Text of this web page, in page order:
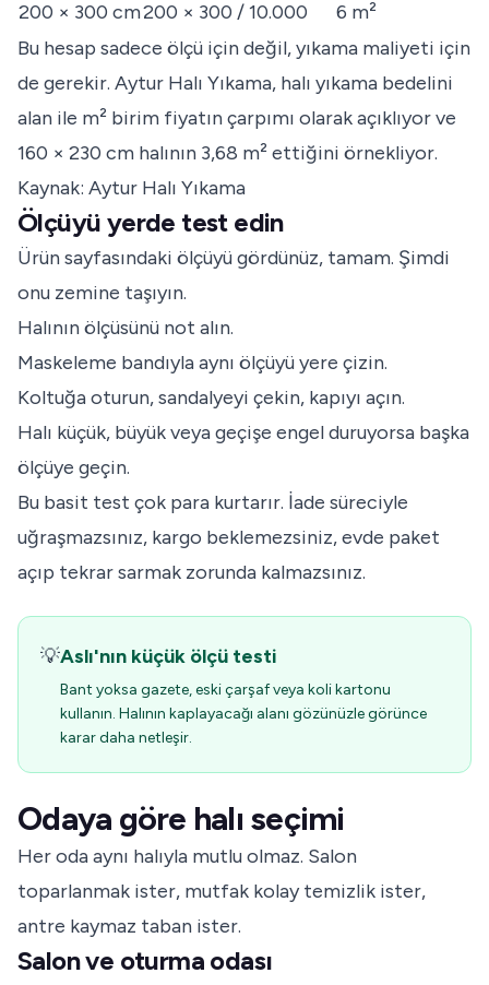
200 × 300 cm200 × 300 / 10.000
6 m²
Bu hesap sadece ölçü için değil, yıkama maliyeti için
de gerekir. Aytur Halı Yıkama, halı yıkama bedelini
alan ile m² birim fiyatın çarpımı olarak açıklıyor ve
160 × 230 cm halının 3,68 m² ettiğini örnekliyor.
Kaynak: Aytur Halı Yıkama
Ölçüyü yerde test edin
Ürün sayfasındaki ölçüyü gördünüz, tamam. Şimdi
onu zemine taşıyın.
Halının ölçüsünü not alın.
Maskeleme bandıyla aynı ölçüyü yere çizin.
Koltuğa oturun, sandalyeyi çekin, kapıyı açın.
Halı küçük, büyük veya geçişe engel duruyorsa başka
ölçüye geçin.
Bu basit test çok para kurtarır. İade süreciyle
uğraşmazsınız, kargo beklemezsiniz, evde paket
açıp tekrar sarmak zorunda kalmazsınız.
💡Aslı'nın küçük ölçü testi
Bant yoksa gazete, eski çarşaf veya koli kartonu
kullanın. Halının kaplayacağı alanı gözünüzle görünce
karar daha netleşir.
Odaya göre halı seçimi
Her oda aynı halıyla mutlu olmaz. Salon
toparlanmak ister, mutfak kolay temizlik ister,
antre kaymaz taban ister.
Salon ve oturma odası